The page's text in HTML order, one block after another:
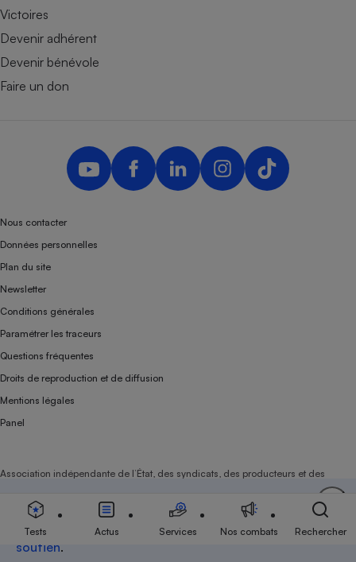
Soutenez-nous
Aujourd'hui plus que jamais, nous comptons sur
votre
soutien.
Victoires
Devenir adhérent
Devenir bénévole
Faire un don
Nous contacter
Données personnelles
Plan du site
Newsletter
Conditions générales
Paramétrer les traceurs
Questions fréquentes
Droits de reproduction et de diffusion
Mentions légales
Panel
Association indépendante de l’État, des syndicats, des producteurs et des
Tests Actus Services Nos combats Rechercher